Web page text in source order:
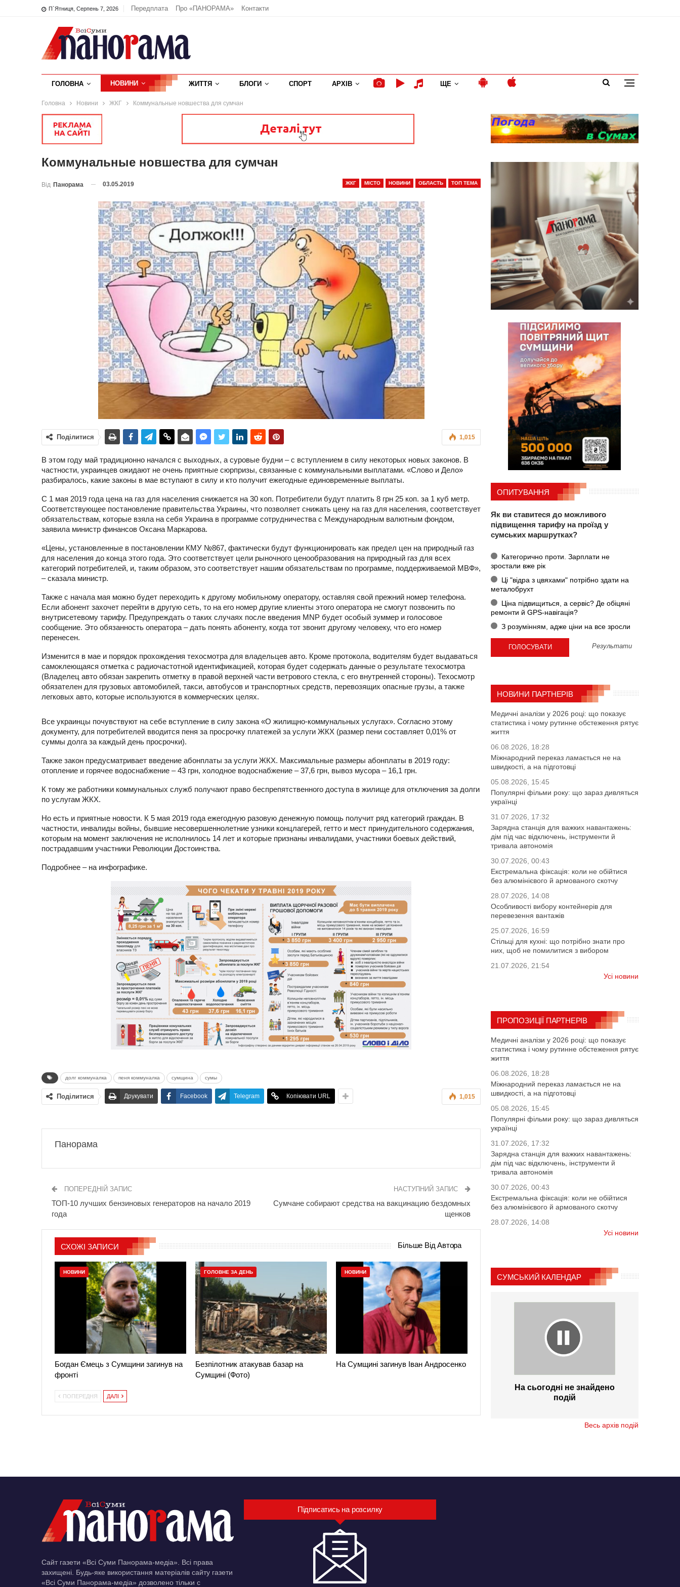
П`ятниця, Серпень 7, 2026 Передплата Про «ПАНОРАМА» Контакти
ГОЛОВНА НОВИНИ ЖИТТЯ БЛОГИ СПОРТ АРХІВ ЩЕ
Головна Новини ЖКГ Коммунальные новшества для сумчан
Коммунальные новшества для сумчан
ЖКГ МІСТО НОВИНИ ОБЛАСТЬ ТОП ТЕМА
Від Панорама 03.05.2019
1,015
Поділитися
В этом году май традиционно начался с выходных, а суровые будни – с вступлением в силу некоторых новых законов. В
частности, украинцев ожидают не очень приятные сюрпризы, связанные с коммунальными выплатами. «Слово и Дело»
разбиралось, какие законы в мае вступают в силу и кто получит ежегодные единовременные выплаты.
С 1 мая 2019 года цена на газ для населения снижается на 30 коп. Потребители будут платить 8 грн 25 коп. за 1 куб метр.
Соответствующее постановление правительства Украины, что позволяет снижать цену на газ для населения, соответствует
обязательствам, которые взяла на себя Украина в программе сотрудничества с Международным валютным фондом,
заявила министр финансов Оксана Маркарова.
«Цены, установленные в постановлении КМУ №867, фактически будут функционировать как предел цен на природный газ
для населения до конца этого года. Это соответствует цели рыночного ценообразования на природный газ для всех
категорий потребителей, и, таким образом, это соответствует нашим обязательствам по программе, поддерживаемой МВФ»,
– сказала министр.
Также с начала мая можно будет переходить к другому мобильному оператору, оставляя свой прежний номер телефона.
Если абонент захочет перейти в другую сеть, то на его номер другие клиенты этого оператора не смогут позвонить по
внутрисетевому тарифу. Предупреждать о таких случаях после введения MNP будет особый зуммер и голосовое
сообщение. Это обязанность оператора – дать понять абоненту, когда тот звонит другому человеку, что его номер
перенесен.
Изменится в мае и порядок прохождения техосмотра для владельцев авто. Кроме протокола, водителям будет выдаваться
самоклеющаяся отметка с радиочастотной идентификацией, которая будет содержать данные о результате техосмотра
(Владелец авто обязан закрепить отметку в правой верхней части ветрового стекла, с его внутренней стороны). Техосмотр
обязателен для грузовых автомобилей, такси, автобусов и транспортных средств, перевозящих опасные грузы, а также
легковых авто, которые используются в коммерческих целях.
Все украинцы почувствуют на себе вступление в силу закона «О жилищно-коммунальных услугах». Согласно этому
документу, для потребителей вводится пеня за просрочку платежей за услуги ЖКХ (размер пени составляет 0,01% от
суммы долга за каждый день просрочки).
Также закон предусматривает введение абонплаты за услуги ЖКХ. Максимальные размеры абонплаты в 2019 году:
отопление и горячее водоснабжение – 43 грн, холодное водоснабжение – 37,6 грн, вывоз мусора – 16,1 грн.
К тому же работники коммунальных служб получают право беспрепятственного доступа в жилище для отключения за долги
по услугам ЖКХ.
Но есть и приятные новости. К 5 мая 2019 года ежегодную разовую денежную помощь получит ряд категорий граждан. В
частности, инвалиды войны, бывшие несовершеннолетние узники концлагерей, гетто и мест принудительного содержания,
которым на момент заключения не исполнилось 14 лет и которые признаны инвалидами, участники боевых действий,
пострадавшим участники Революции Достоинства.
Подробнее – на инфографике.
долг коммуналка пеня коммуналка сумщина сумы
1,015
Поділитися Друкувати Facebook Telegram Копіювати URL
Панорама
ПОПЕРЕДНІЙ ЗАПИС
ТОП-10 лучших бензиновых генераторов на начало 2019
года
НАСТУПНИЙ ЗАПИС
Сумчане собирают средства на вакцинацию бездомных
щенков
СХОЖІ ЗАПИСИ Більше Від Автора
НОВИНИ
Богдан Ємець з Сумщини загинув на
фронті
ГОЛОВНЕ ЗА ДЕНЬ
Безпілотник атакував базар на
Сумщині (Фото)
НОВИНИ
На Сумщині загинув Іван Андросенко
ПОПЕРЕДНЯ ДАЛІ
ОПИТУВАННЯ
Як ви ставитеся до можливого
підвищення тарифу на проїзд у
сумських маршрутках?
Категорично проти. Зарплати не
зростали вже рік
Ці "відра з цвяхами" потрібно здати на
металобрухт
Ціна підвищиться, а сервіс? Де обіцяні
ремонти й GPS-навігація?
З розумінням, адже ціни на все зросли
Результати
НОВИНИ ПАРТНЕРІВ
Медичні аналізи у 2026 році: що показує
статистика і чому рутинне обстеження рятує
життя
06.08.2026, 18:28
Міжнародний переказ ламається не на
швидкості, а на підготовці
05.08.2026, 15:45
Популярні фільми року: що зараз дивляться
українці
31.07.2026, 17:32
Зарядна станція для важких навантажень:
дім під час відключень, інструменти й
тривала автономія
30.07.2026, 00:43
Екстремальна фіксація: коли не обійтися
без алюмінієвого й армованого скотчу
28.07.2026, 14:08
Особливості вибору контейнерів для
перевезення вантажів
25.07.2026, 16:59
Стільці для кухні: що потрібно знати про
них, щоб не помилитися з вибором
21.07.2026, 21:54
Усі новини
ПРОПОЗИЦІЇ ПАРТНЕРІВ
Медичні аналізи у 2026 році: що показує
статистика і чому рутинне обстеження рятує
життя
06.08.2026, 18:28
Міжнародний переказ ламається не на
швидкості, а на підготовці
05.08.2026, 15:45
Популярні фільми року: що зараз дивляться
українці
31.07.2026, 17:32
Зарядна станція для важких навантажень:
дім під час відключень, інструменти й
тривала автономія
30.07.2026, 00:43
Екстремальна фіксація: коли не обійтися
без алюмінієвого й армованого скотчу
28.07.2026, 14:08
Усі новини
СУМСЬКИЙ КАЛЕНДАР
На сьогодні не знайдено
подій
Весь архів подій
Сайт газети «Всі Суми Панорама-медіа». Всі права
захищені. Будь-яке використання матеріалів сайту газети
«Всі Суми Панорама-медіа» дозволено тільки c
Підписатись на розсилку